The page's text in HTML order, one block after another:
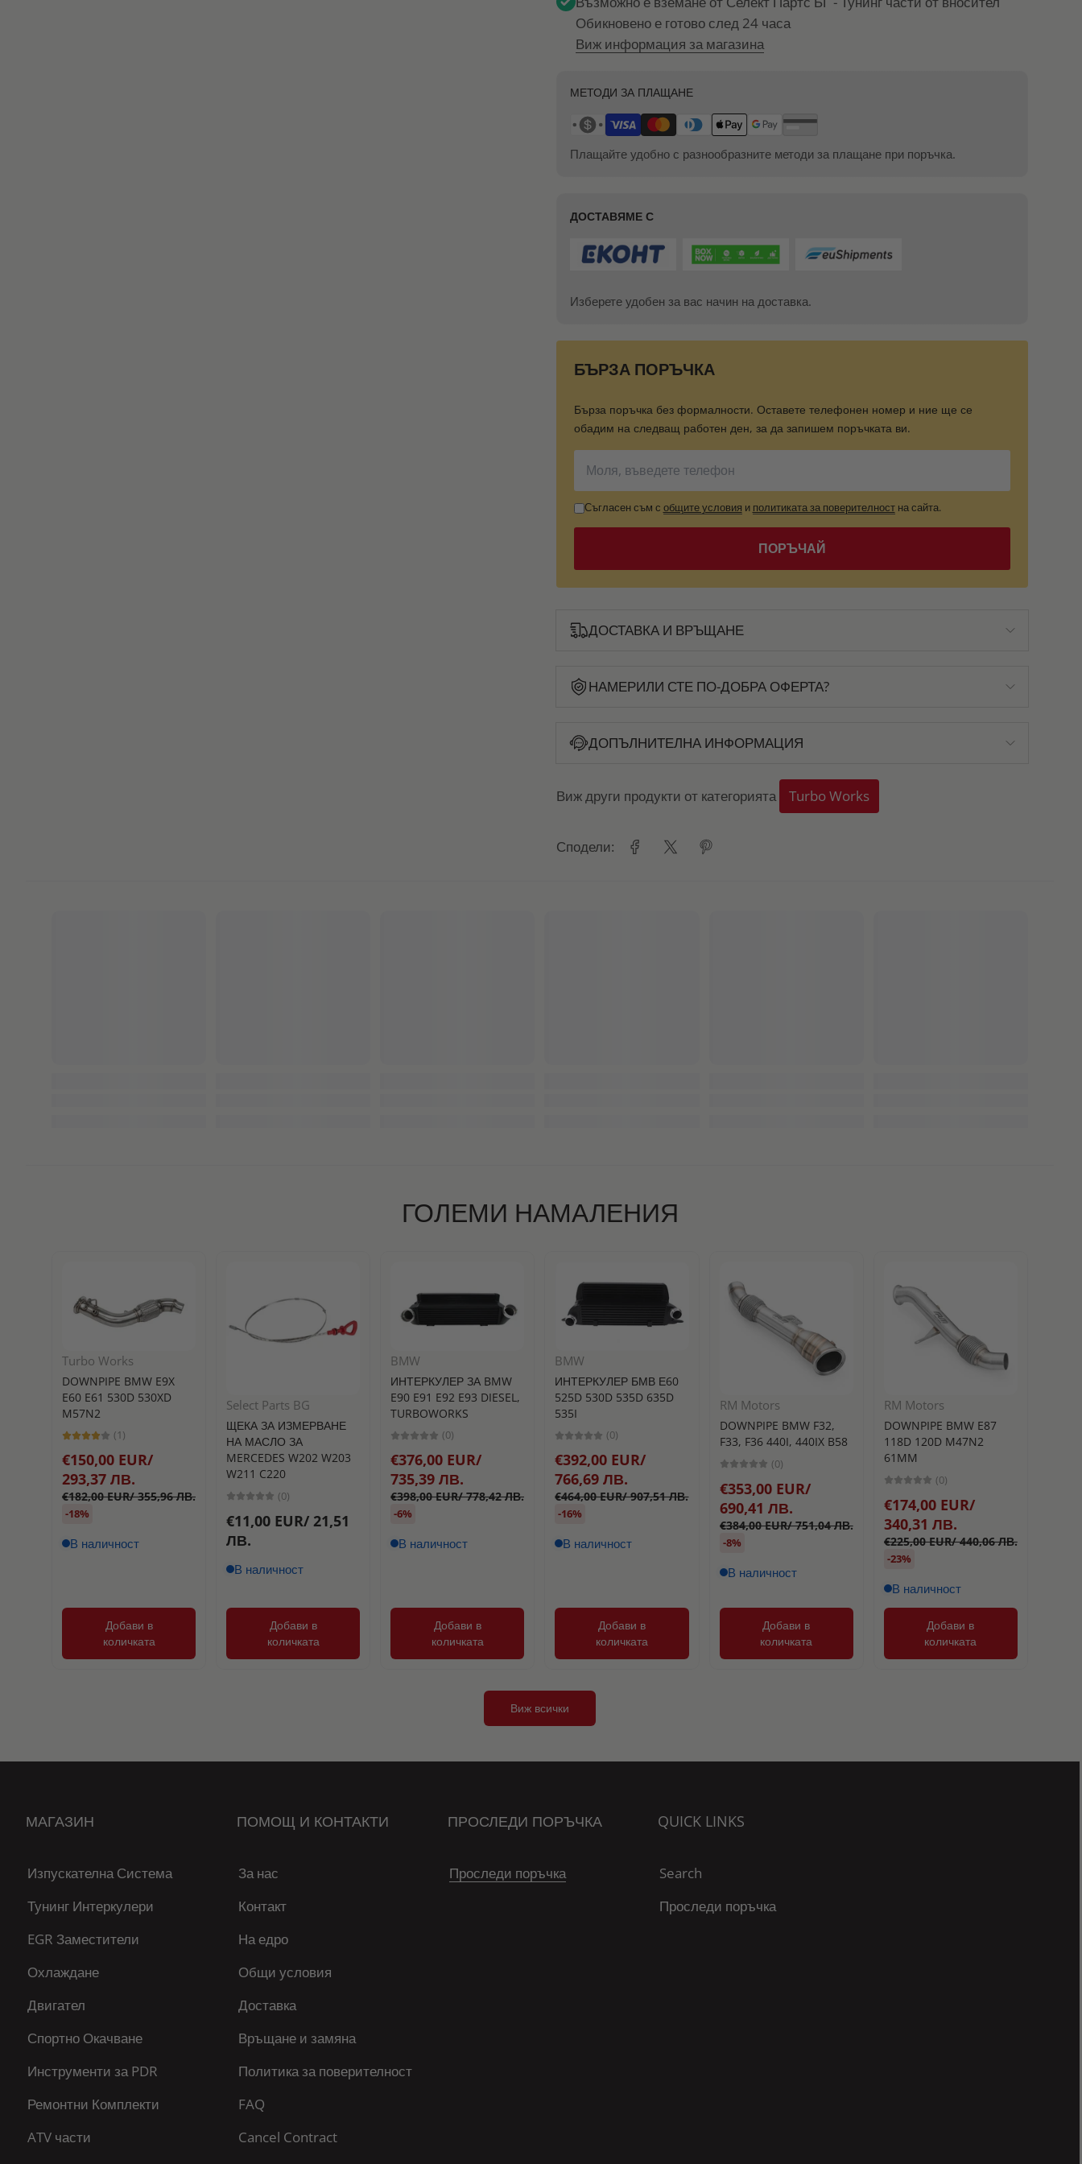
Обикновено е готово след 24 часа
Виж информация за магазина
МЕТОДИ ЗА ПЛАЩАНЕ
Плащайте удобно с разнообразните методи за плащане при поръчка.
ДОСТАВЯМЕ С
Изберете удобен за вас начин на доставка.
БЪРЗА ПОРЪЧКА
Бърза поръчка без формалности. Оставете телефонен номер и ние ще се
обадим на следващ работен ден, за да запишем поръчката ви.
Съгласен съм с общите условия и политиката за поверителностна сайта.
ПОРЪЧАЙ
ДОСТАВКА И ВРЪЩАНЕ
НАМЕРИЛИ СТЕ ПО-ДОБРА ОФЕРТА?
ДОПЪЛНИТЕЛНА ИНФОРМАЦИЯ
Виж други продукти от категорията Turbo Works
Сподели:
ГОЛЕМИ НАМАЛЕНИЯ
Turbo Works
DOWNPIPE BMW E9X
E60 E61 530D 530XD
M57N2
(1)
€150,00 EUR/
293,37 ЛВ.
€182,00 EUR/ 355,96 ЛВ.
-18%
В наличност
Добави в
количката
Select Parts BG
ЩЕКА ЗА ИЗМЕРВАНЕ
НА МАСЛО ЗА
MERCEDES W202 W203
W211 C220
(0)
€11,00 EUR/ 21,51
ЛВ.
В наличност
Добави в
количката
BMW
ИНТЕРКУЛЕР ЗА BMW
E90 E91 E92 E93 DIESEL,
TURBOWORKS
(0)
€376,00 EUR/
735,39 ЛВ.
€398,00 EUR/ 778,42 ЛВ.
-6%
В наличност
Добави в
количката
BMW
ИНТЕРКУЛЕР БМВ Е60
525D 530D 535D 635D
535I
(0)
€392,00 EUR/
766,69 ЛВ.
€464,00 EUR/ 907,51 ЛВ.
-16%
В наличност
Добави в
количката
RM Motors
DOWNPIPE BMW F32,
F33, F36 440I, 440IX B58
(0)
€353,00 EUR/
690,41 ЛВ.
€384,00 EUR/ 751,04 ЛВ.
-8%
В наличност
Добави в
количката
RM Motors
DOWNPIPE BMW E87
118D 120D M47N2
61MM
(0)
€174,00 EUR/
340,31 ЛВ.
€225,00 EUR/ 440,06 ЛВ.
-23%
В наличност
Добави в
количката
Виж всички
МАГАЗИН
Изпускателна Система
Тунинг Интеркулери
EGR Заместители
Охлаждане
Двигател
Спортно Окачване
Инструменти за PDR
Ремонтни Комплекти
ATV части
ПОМОЩ И КОНТАКТИ
За нас
Контакт
На едро
Общи условия
Доставка
Връщане и замяна
Политика за поверителност
FAQ
Cancel Contract
ПРОСЛЕДИ ПОРЪЧКА
Проследи поръчка
QUICK LINKS
Search
Проследи поръчка